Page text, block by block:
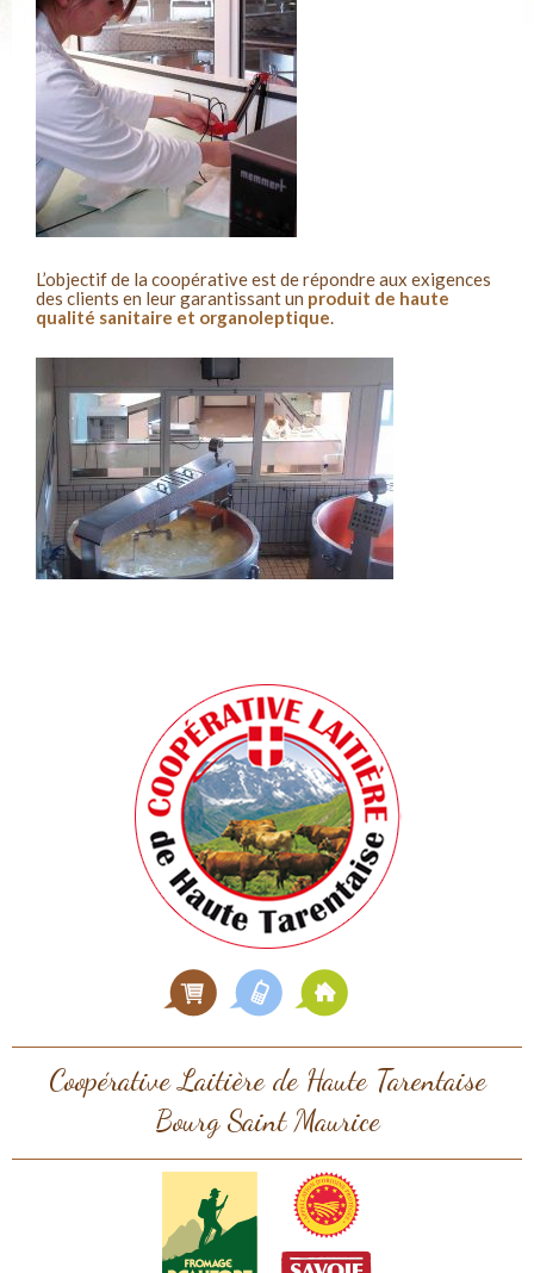
L’objectif de la coopérative est de répondre aux exigences
des clients en leur garantissant un produit de haute
qualité sanitaire et organoleptique.
Coopérative Laitière de Haute Tarentaise
Bourg Saint Maurice